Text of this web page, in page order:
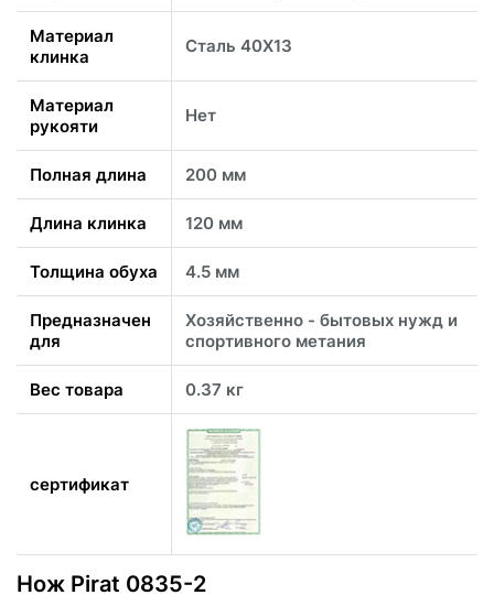
Материал
клинка
Сталь 40Х13
Материал
рукояти
Нет
Полная длина 200 мм
Длина клинка 120 мм
Толщина обуха 4.5 мм
Предназначен
для
Хозяйственно - бытовых нужд и
спортивного метания
Вес товара 0.37 кг
сертификат
Нож Pirat 0835-2